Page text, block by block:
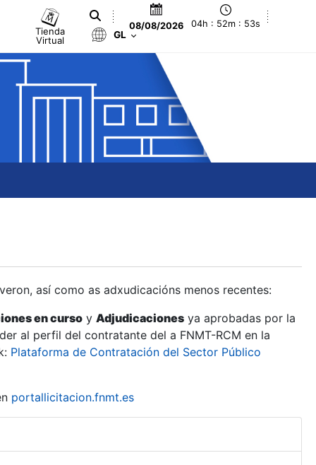
Tienda
Virtual
08/08/2026 04h : 52m : 54s
GL
así como as adxudicacións menos recentes:
en curso y Adjudicaciones ya aprobadas por la
al perfil del contratante del a FNMT-RCM en la
Plataforma de Contratación del Sector Público
portallicitacion.fnmt.es